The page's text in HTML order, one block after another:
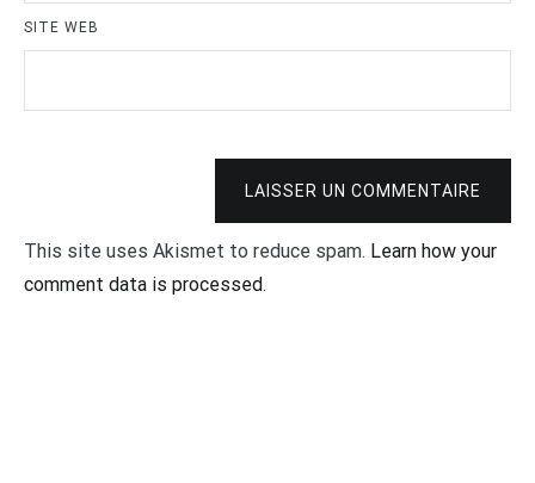
SITE WEB
LAISSER UN COMMENTAIRE
This site uses Akismet to reduce spam. Learn how your
comment data is processed.